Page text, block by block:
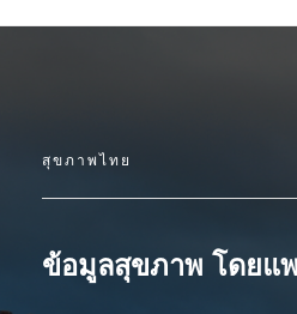
สุขภาพไทย
ข้อมูลสุขภาพ โดยแ